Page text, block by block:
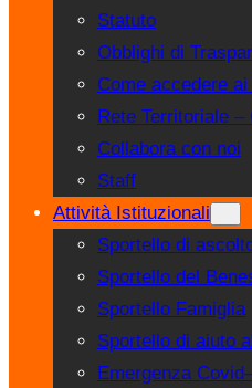
Statuto
Obblighi di
Come accedere
Rete Territoriale –
Collabora con noi
Staff
Attività Istituzionali
Sportello di
Sportello del
Sportello Famiglia
Sportello di aiuto
Emergenza